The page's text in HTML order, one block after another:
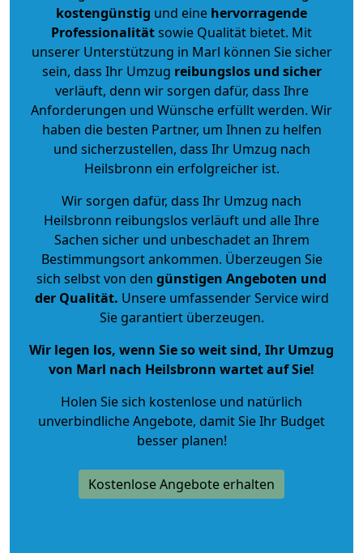
kostengünstig und eine hervorragende
Professionalitätsowie Qualität bietet. Mit
unserer Unterstützung in Marl können Sie sicher
sein, dass Ihr Umzug reibungslos und sicher
verläuft, denn wir sorgen dafür, dass Ihre
Anforderungen und Wünsche erfüllt werden. Wir
haben die besten Partner, um Ihnen zu helfen
und sicherzustellen, dass Ihr Umzug nach
Heilsbronn ein erfolgreicher ist.
Wir sorgen dafür, dass Ihr Umzug nach
Heilsbronn reibungslos verläuft und alle Ihre
Sachen sicher und unbeschadet an Ihrem
Bestimmungsort ankommen. Überzeugen Sie
sich selbst von den günstigen Angeboten und
der Qualität. Unsere umfassender Service wird
Sie garantiert überzeugen.
Wir legen los, wenn Sie so weit sind, Ihr Umzug
von Marl nach Heilsbronn wartet auf Sie!
Holen Sie sich kostenlose und natürlich
unverbindliche Angebote, damit Sie Ihr Budget
besser planen!
Kostenlose Angebote erhalten